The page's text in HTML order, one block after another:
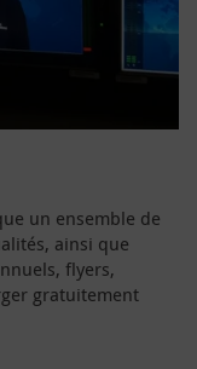
un ensemble de
ainsi que
flyers,
gratuitement